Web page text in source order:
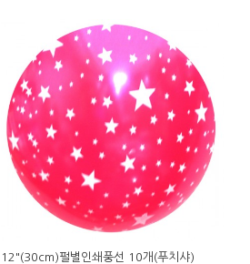
12"(30cm)펄별인쇄풍선 10개(푸치샤)